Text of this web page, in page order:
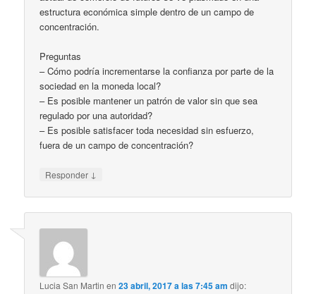
estructura económica simple dentro de un campo de
concentración.
Preguntas
– Cómo podría incrementarse la confianza por parte de la
sociedad en la moneda local?
– Es posible mantener un patrón de valor sin que sea
regulado por una autoridad?
– Es posible satisfacer toda necesidad sin esfuerzo,
fuera de un campo de concentración?
Responder ↓
Lucia San Martin en23 abril, 2017 a las 7:45 am dijo: